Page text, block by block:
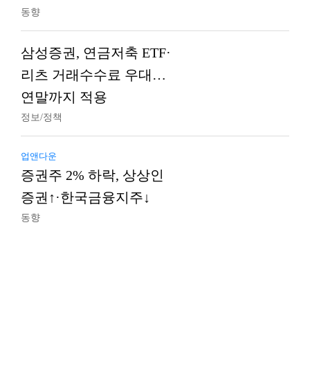
동향
삼성증권, 연금저축 ETF·
리츠 거래수수료 우대…
연말까지 적용
정보/정책
업앤다운
증권주 2% 하락, 상상인
증권↑·한국금융지주↓
동향